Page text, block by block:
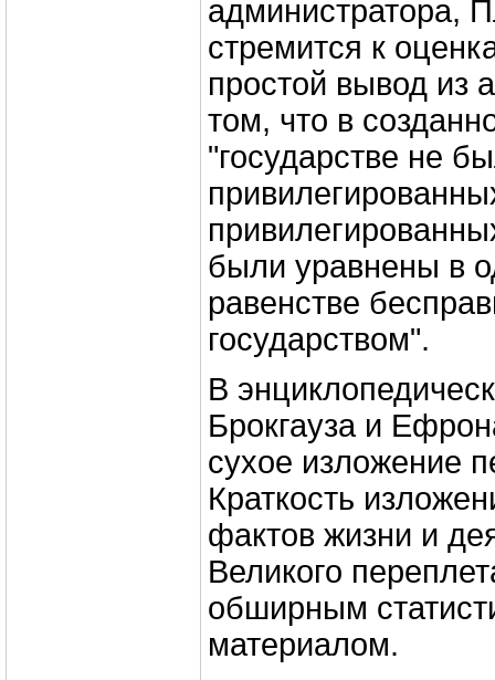
администратора,
стремится к
простой вывод из
том, что в
"государстве не
были уравнены в
равенстве
государством".
В
Брокгауза и
сухое изложение
Краткость
фактов жизни и
Великого
обширным
материалом.